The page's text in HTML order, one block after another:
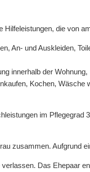
Hilfeleistungen, die von
An- und Auskleiden,
innerhalb der
Kochen, Wäsche
im Pflegegrad
zusammen. Aufgrund
Das Ehepaar